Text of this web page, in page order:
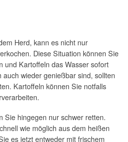
Herd, kann es nicht nur
Diese Situation können Sie
und Kartoffeln das Wasser sofort
wieder genießbar sind, sollten
Kartoffeln können Sie notfalls
Sie hingegen nur schwer retten.
wie möglich aus dem heißen
es jetzt entweder mit frischem